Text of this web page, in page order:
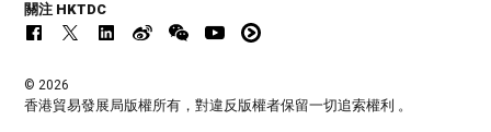
關注 HKTDC
© 2026
香港貿易發展局版權所有，對違反版權者保留一切追索權利 。